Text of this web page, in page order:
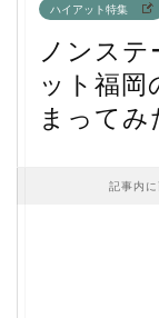
ハイアット特集
ノンス
ット福岡
まってみ
記事内